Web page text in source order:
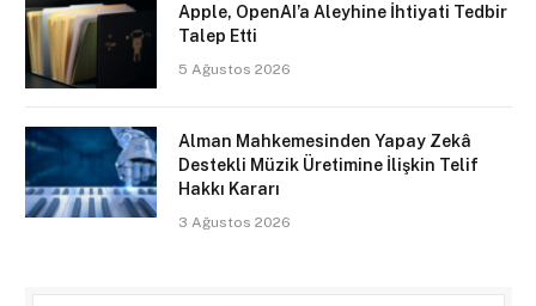
Apple, OpenAI’a Aleyhine İhtiyati Tedbir
Talep Etti
5 Ağustos 2026
Alman Mahkemesinden Yapay Zekâ
Destekli Müzik Üretimine İlişkin Telif
Hakkı Kararı
3 Ağustos 2026